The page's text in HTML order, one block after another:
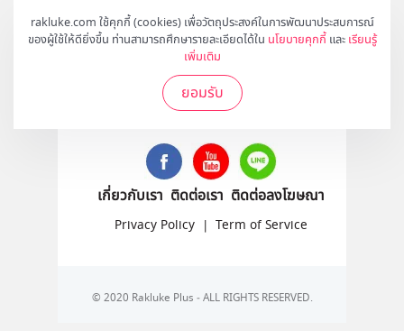
rakluke.com ใช้คุกกี้ (cookies) เพื่อวัตถุประสงค์ในการพัฒนาประสบการณ์
ของผู้ใช้ให้ดียิ่งขึ้น ท่านสามารถศึกษารายละเอียดได้ใน นโยบายคุกกี้ และ เรียนรู้
เพิ่มเติม
ยอมรับ
สมัคร
ติดตามเราได้ที่
เกี่ยวกับเรา ติดต่อเรา ติดต่อลงโฆษณา
Privacy Policy | Term of Service
© 2020 Rakluke Plus - ALL RIGHTS RESERVED.